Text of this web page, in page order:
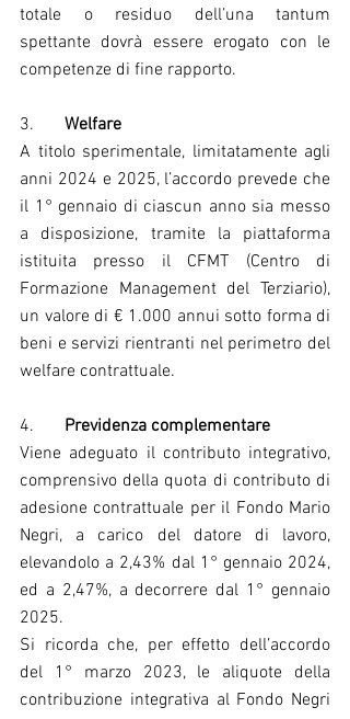
totale o residuo dell’una tantum
spettante dovrà essere erogato con le
competenze di fine rapporto.
3. Welfare
A titolo sperimentale, limitatamente agli
anni 2024 e 2025, l’accordo prevede che
il 1° gennaio di ciascun anno sia messo
a disposizione, tramite la piattaforma
istituita presso il CFMT (Centro di
Formazione Management del Terziario),
un valore di € 1.000 annui sotto forma di
beni e servizi rientranti nel perimetro del
welfare contrattuale.
4. Previdenza complementare
Viene adeguato il contributo integrativo,
comprensivo della quota di contributo di
adesione contrattuale per il Fondo Mario
Negri, a carico del datore di lavoro,
elevandolo a 2,43% dal 1° gennaio 2024,
ed a 2,47%, a decorrere dal 1° gennaio
2025.
Si ricorda che, per effetto dell’accordo
del 1° marzo 2023, le aliquote della
contribuzione integrativa al Fondo Negri